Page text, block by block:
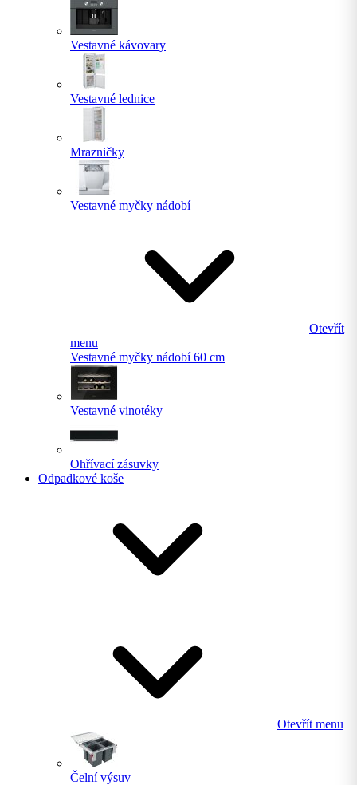
Vestavné kávovary
Vestavné lednice
Mrazničky
Vestavné myčky nádobí
Otevřít
menu
Vestavné myčky nádobí 60 cm
Vestavné vinotéky
Ohřívací zásuvky
Odpadkové koše
Otevřít menu
Čelní výsuv